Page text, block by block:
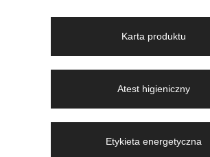
Karta produktu
Atest higieniczny
Etykieta energetyczna